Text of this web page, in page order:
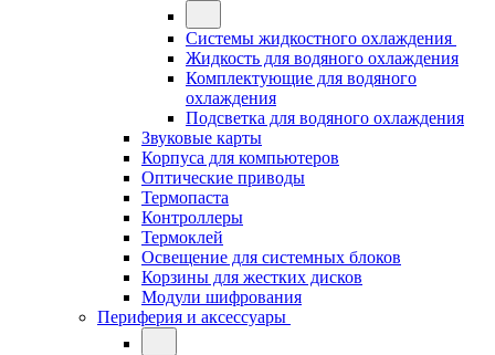
Системы жидкостного охлаждения
Жидкость для водяного охлаждения
Комплектующие для водяного
охлаждения
Подсветка для водяного охлаждения
Звуковые карты
Корпуса для компьютеров
Оптические приводы
Термопаста
Контроллеры
Термоклей
Освещение для системных блоков
Корзины для жестких дисков
Модули шифрования
Периферия и аксессуары